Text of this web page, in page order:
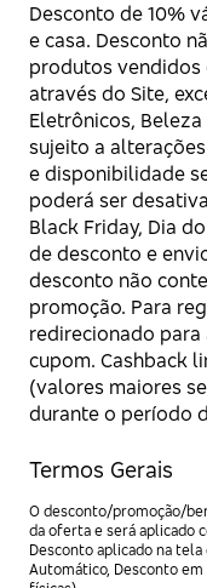
Desconto de 10%
e casa. Desconto
produtos vendidos
através do Site,
Eletrônicos,
sujeito a
e disponibilidade
poderá ser
Black Friday, Dia
de desconto e
desconto não
promoção. Para
redirecionado
cupom. Cashback
(valores maiores
durante o período
Termos Gerais
O desconto/promoção/
da oferta e será aplicado
Desconto aplicado na
Automático, Desconto